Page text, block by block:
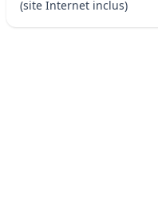
(site Internet inclus)